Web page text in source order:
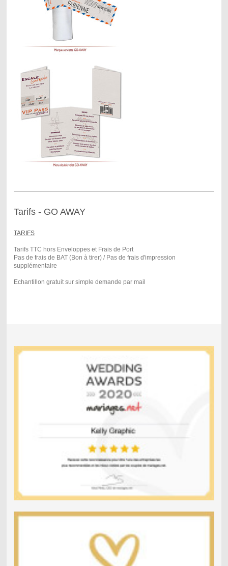
Tarifs - GO AWAY
TARIFS
Tarifs TTC hors Enveloppes et Frais de Port
Pas de frais de BAT (Bon à tirer) / Pas de frais d'impression
supplémentaire
Echantillon gratuit sur simple demande par mail